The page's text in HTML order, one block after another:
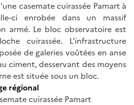
casemate cuirassée Pamart à
ci enrobée dans un massif
armé. Le bloc observatoire est
cuirassée. L'infrastructure
de galeries voûtées en anse
ciment, desservant des moyens
est située sous un bloc.
régional
cuirassée Pamart